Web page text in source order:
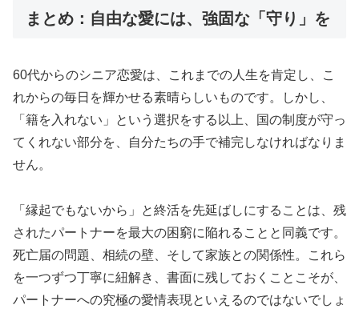
まとめ：自由な愛には、強固な「守り」を
60代からのシニア恋愛は、これまでの人生を肯定し、こ
れからの毎日を輝かせる素晴らしいものです。しかし、
「籍を入れない」という選択をする以上、国の制度が守っ
てくれない部分を、自分たちの手で補完しなければなりま
せん。
「縁起でもないから」と終活を先延ばしにすることは、残
されたパートナーを最大の困窮に陥れることと同義です。
死亡届の問題、相続の壁、そして家族との関係性。これら
を一つずつ丁寧に紐解き、書面に残しておくことこそが、
パートナーへの究極の愛情表現といえるのではないでしょ